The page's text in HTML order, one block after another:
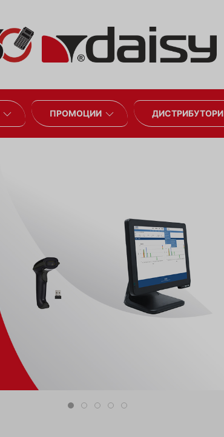
ПРОМОЦИИ ДИСТРИБУТОРИ